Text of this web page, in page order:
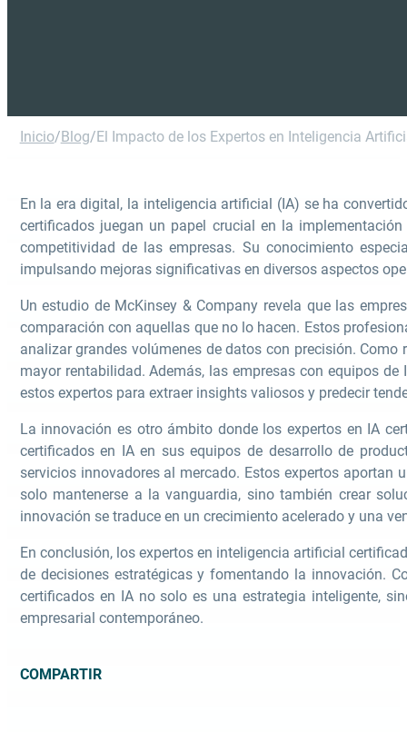
Inicio/Blog/El Impacto de los Expertos en Inteligencia
En la era digital, la inteligencia artificial (IA) se ha
certificados juegan un papel crucial en la
competitividad de las empresas. Su conocimiento
impulsando mejoras significativas en diversos aspectos
Un estudio de McKinsey & Company revela que las
comparación con aquellas que no lo hacen. Estos
analizar grandes volúmenes de datos con precisión.
mayor rentabilidad. Además, las empresas con equipos
estos expertos para extraer insights valiosos y predecir
La innovación es otro ámbito donde los expertos en IA
certificados en IA en sus equipos de desarrollo de
servicios innovadores al mercado. Estos expertos
solo mantenerse a la vanguardia, sino también crear
innovación se traduce en un crecimiento acelerado y una
En conclusión, los expertos en inteligencia artificial
de decisiones estratégicas y fomentando la innovación.
certificados en IA no solo es una estrategia inteligente,
empresarial contemporáneo.
COMPARTIR